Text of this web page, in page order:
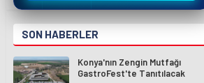
SON HABERLER
Konya'nın Zengin Mutfağı
GastroFest'te Tanıtılacak